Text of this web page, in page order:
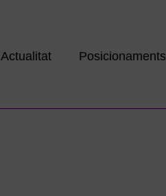
Actualitat Posicionaments